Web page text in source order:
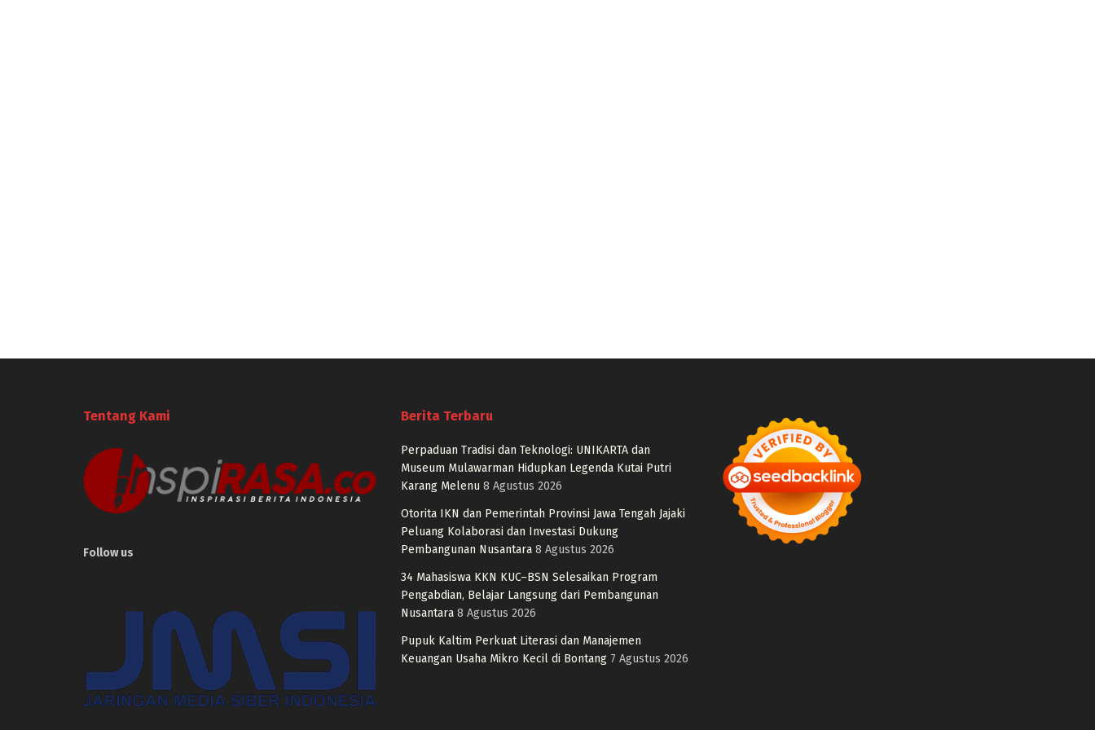
Tentang Kami
Follow us
Berita Terbaru
Perpaduan Tradisi dan Teknologi: UNIKARTA dan
Museum Mulawarman Hidupkan Legenda Kutai Putri
Karang Melenu 8 Agustus 2026
Otorita IKN dan Pemerintah Provinsi Jawa Tengah Jajaki
Peluang Kolaborasi dan Investasi Dukung
Pembangunan Nusantara 8 Agustus 2026
34 Mahasiswa KKN KUC–BSN Selesaikan Program
Pengabdian, Belajar Langsung dari Pembangunan
Nusantara 8 Agustus 2026
Pupuk Kaltim Perkuat Literasi dan Manajemen
Keuangan Usaha Mikro Kecil di Bontang 7 Agustus 2026